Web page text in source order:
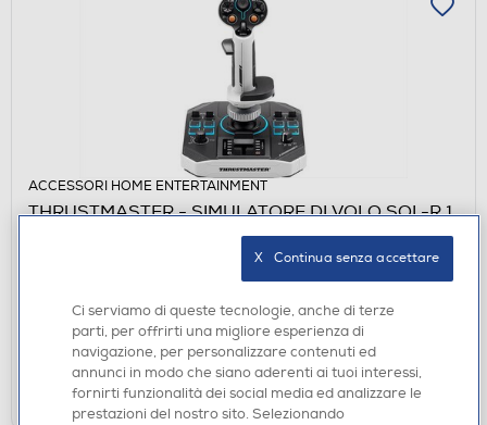
ACCESSORI HOME ENTERTAINMENT
THRUSTMASTER - SIMULATORE DI VOLO SOL-R 1
FLIGHTSTICK-Bianco / Nero
Acquisto online:disponibile
Ritiro in negozio: non disponibile
AGGIUNGI
Ci serviamo di queste tecnologie, anche di terze
parti, per offrirti una migliore esperienza di
navigazione, per personalizzare contenuti ed
annunci in modo che siano aderenti ai tuoi interessi,
fornirti funzionalità dei social media ed analizzare le
prestazioni del nostro sito. Selezionando
X   Continua senza accettare